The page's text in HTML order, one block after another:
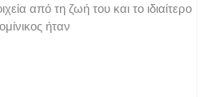
από τη ζωή του και το ιδιαίτερο
ήταν